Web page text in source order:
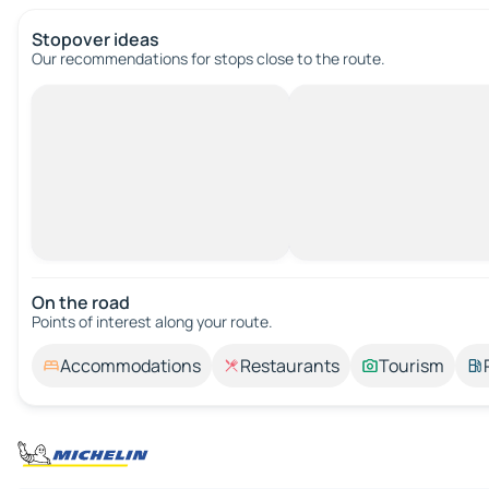
Stopover ideas
Our recommendations for stops close to the route.
On the road
Points of interest along your route.
Accommodations Restaurants Tourism